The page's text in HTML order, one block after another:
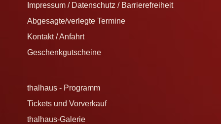
Impressum / Datenschutz / Barrierefreiheit
Abgesagte/verlegte Termine
Kontakt / Anfahrt
Geschenkgutscheine
thalhaus - Programm
Tickets und Vorverkauf
thalhaus-Galerie